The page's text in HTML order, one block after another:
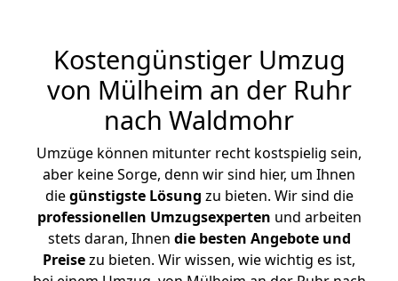
Kostengünstiger Umzug
von Mülheim an der Ruhr
nach Waldmohr
Umzüge können mitunter recht kostspielig sein,
aber keine Sorge, denn wir sind hier, um Ihnen
diegünstigste Lösung zu bieten. Wir sind die
professionellen Umzugsexperten und arbeiten
stets daran, Ihnen die besten Angebote und
Preisezu bieten. Wir wissen, wie wichtig es ist,